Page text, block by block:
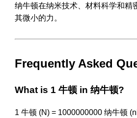
纳牛顿在纳米技术、材料科学和精
其微小的力。
Frequently Asked
What is 1 牛顿 in 纳牛顿?
1 牛顿 (N) = 1000000000 纳牛顿